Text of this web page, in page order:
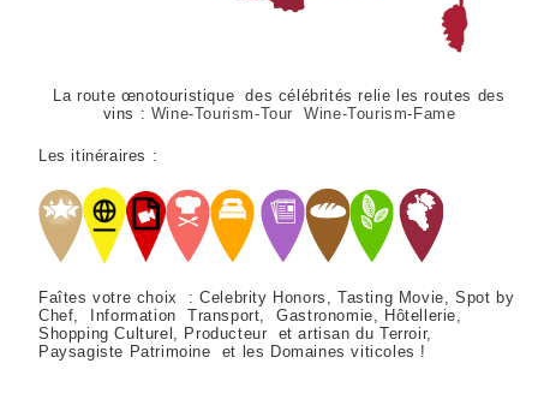
La route œnotouristique des célébrités relie les routes des
vins : Wine-Tourism-Tour Wine-Tourism-Fame
Les itinéraires :
Faîtes votre choix : Celebrity Honors, Tasting Movie, Spot by
Chef, Information Transport, Gastronomie, Hôtellerie,
Shopping Culturel, Producteur et artisan du Terroir,
Paysagiste Patrimoine et les Domaines viticoles !